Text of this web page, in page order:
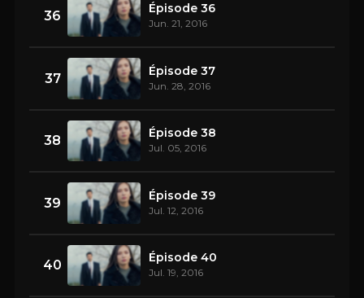
36 Épisode 36
Jun. 21, 2016
37 Épisode 37
Jun. 28, 2016
38 Épisode 38
Jul. 05, 2016
39 Épisode 39
Jul. 12, 2016
40 Épisode 40
Jul. 19, 2016